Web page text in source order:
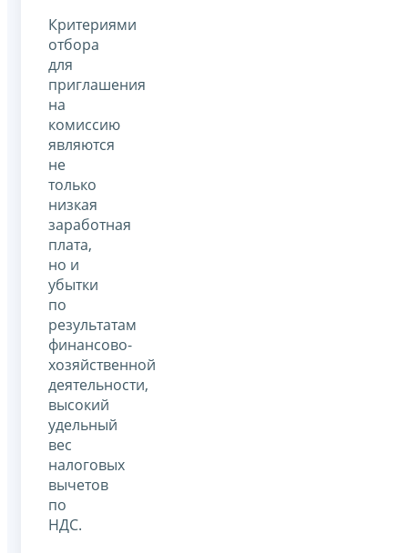
Критериями
отбора
для
приглашения
на
комиссию
являются
не
только
низкая
заработная
плата,
но и
убытки
по
результатам
финансово-
хозяйственной
деятельности,
высокий
удельный
вес
налоговых
вычетов
по
НДС.